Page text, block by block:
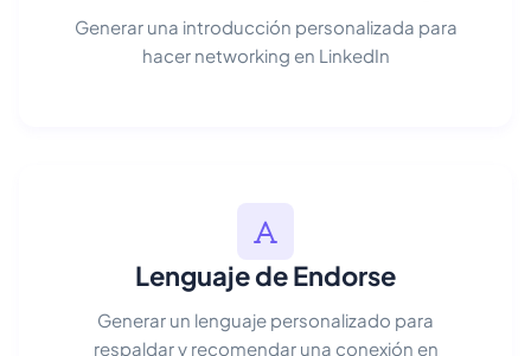
Generar una introducción personalizada para
hacer networking en LinkedIn
Lenguaje de Endorse
Generar un lenguaje personalizado para
respaldar y recomendar una conexión en